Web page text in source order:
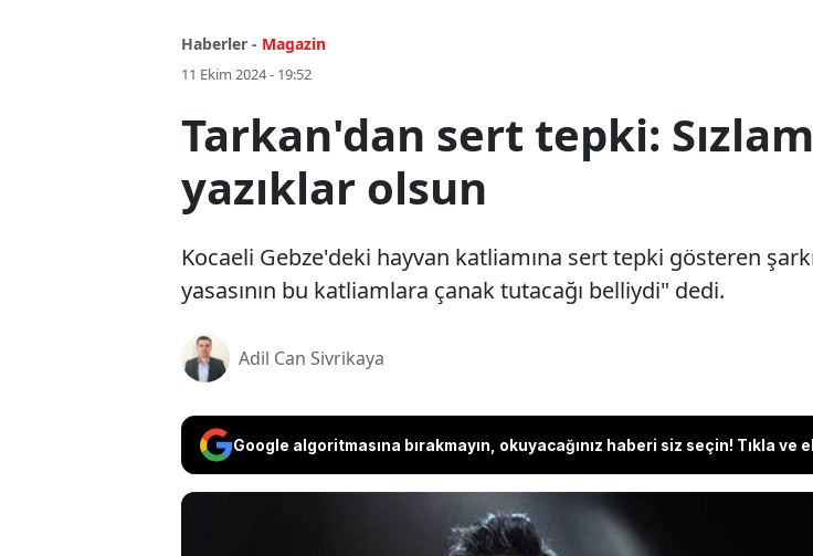
Haberler - Magazin
11 Ekim 2024 - 19:52
Tarkan'dan sert tepki:
yazıklar olsun
Kocaeli Gebze'deki hayvan katliamına sert tepki gösteren
yasasının bu katliamlara çanak tutacağı belliydi" dedi.
Adil Can Sivrikaya
Google algoritmasına bırakmayın, okuyacağınız haberi siz seçin! Tıkla ve